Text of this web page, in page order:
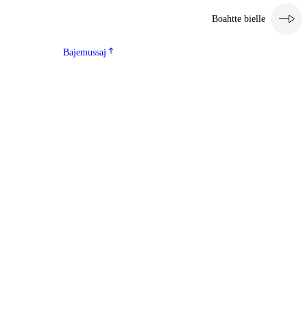
Boahtte bielle
Bajemussaj